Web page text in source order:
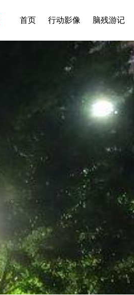
首页 行动影像 脑残游记